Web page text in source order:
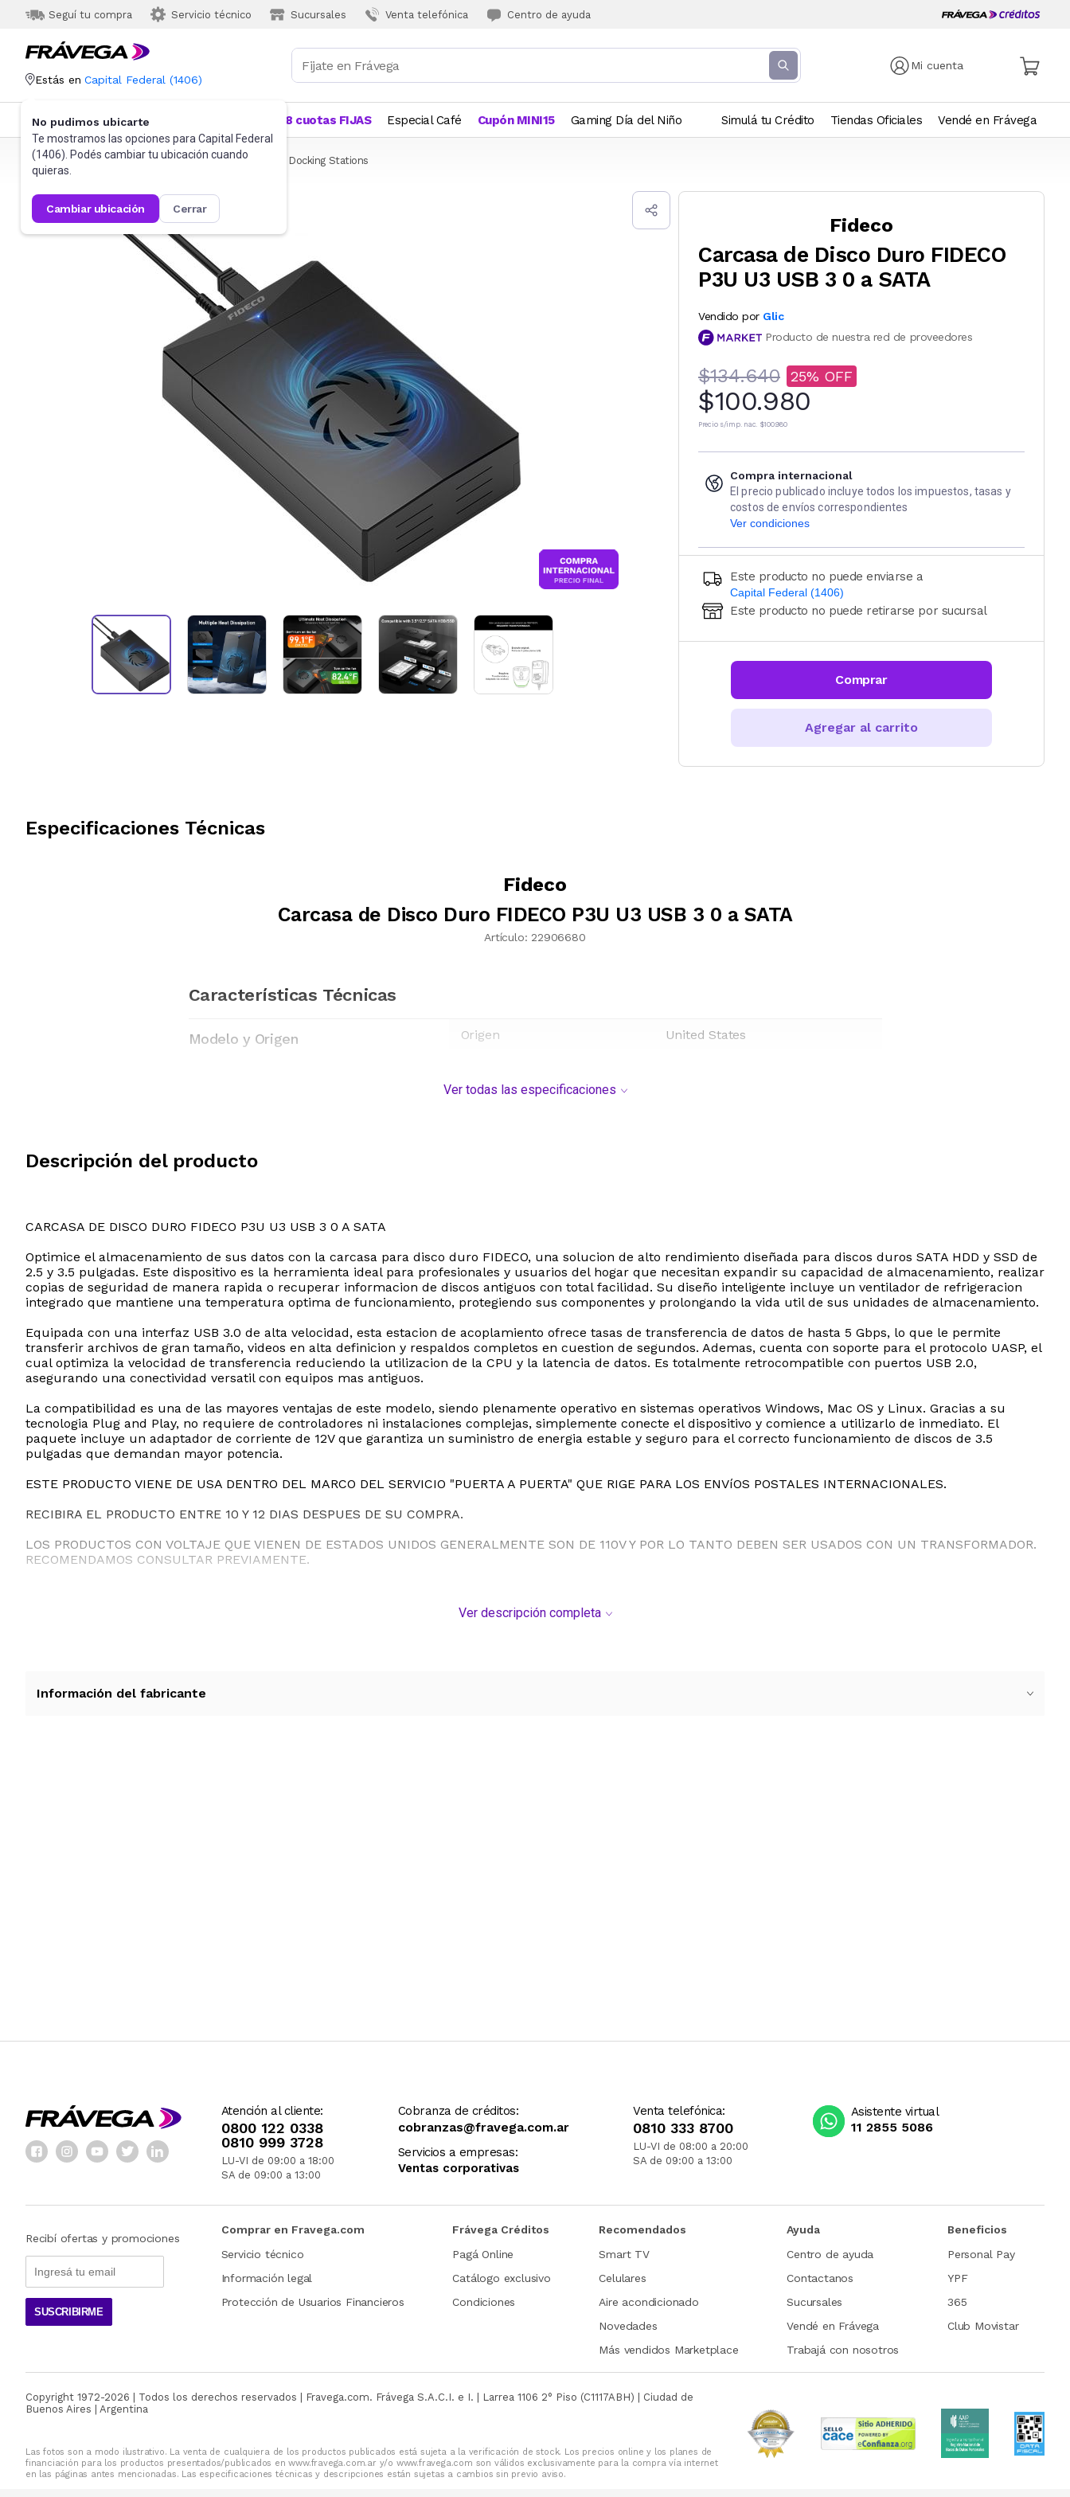
Seguí tu compra Servicio técnico Sucursales Venta telefónica Centro de ayuda
Mi cuenta
Estás en Capital Federal (1406)
No pudimos ubicarte
Te mostramos las opciones para Capital Federal
(1406). Podés cambiar tu ubicación cuando
quieras.
cambiar ubicación cerrar
Categorías Más Vendidos 18 cuotas FIJAS Especial Café Cupón MINI15 Gaming Día del Niño Simulá tu Crédito Tiendas Oficiales Vendé en Frávega
Frávega Informática Accesorios de Informática Docking Stations
Fideco
Carcasa de Disco Duro FIDECO
P3U U3 USB 3 0 a SATA
Vendido por Glic
Producto de nuestra red de proveedores
$134.640 25
$100.980
Precio s/imp. nac. $100.980
Compra internacional
El precio publicado incluye todos los impuestos, tasas y
costos de envíos correspondientes
Ver condiciones
Este producto no puede enviarse a
Capital Federal (1406)
Ingresá código postal (sólo números)
CALCULAR
Este producto no puede retirarse por sucursal
Comprar
Agregar al carrito
Especificaciones Técnicas
Fideco
Carcasa de Disco Duro FIDECO P3U U3 USB 3 0 a SATA
Artículo: 22906680
Características Técnicas
Modelo y Origen Origen United States
Ver todas las especificaciones
Descripción del producto
CARCASA DE DISCO DURO FIDECO P3U U3 USB 3 0 A SATA
Optimice el almacenamiento de sus datos con la carcasa para disco duro FIDECO, una solucion de alto rendimiento diseñada para discos duros SATA HDD y SSD de
2.5 y 3.5 pulgadas. Este dispositivo es la herramienta ideal para profesionales y usuarios del hogar que necesitan expandir su capacidad de almacenamiento, realizar
copias de seguridad de manera rapida o recuperar informacion de discos antiguos con total facilidad. Su diseño inteligente incluye un ventilador de refrigeracion
integrado que mantiene una temperatura optima de funcionamiento, protegiendo sus componentes y prolongando la vida util de sus unidades de almacenamiento.
Equipada con una interfaz USB 3.0 de alta velocidad, esta estacion de acoplamiento ofrece tasas de transferencia de datos de hasta 5 Gbps, lo que le permite
transferir archivos de gran tamaño, videos en alta definicion y respaldos completos en cuestion de segundos. Ademas, cuenta con soporte para el protocolo UASP, el
cual optimiza la velocidad de transferencia reduciendo la utilizacion de la CPU y la latencia de datos. Es totalmente retrocompatible con puertos USB 2.0,
asegurando una conectividad versatil con equipos mas antiguos.
La compatibilidad es una de las mayores ventajas de este modelo, siendo plenamente operativo en sistemas operativos Windows, Mac OS y Linux. Gracias a su
tecnologia Plug and Play, no requiere de controladores ni instalaciones complejas, simplemente conecte el dispositivo y comience a utilizarlo de inmediato. El
paquete incluye un adaptador de corriente de 12V que garantiza un suministro de energia estable y seguro para el correcto funcionamiento de discos de 3.5
pulgadas que demandan mayor potencia.
ESTE PRODUCTO VIENE DE USA DENTRO DEL MARCO DEL SERVICIO "PUERTA A PUERTA" QUE RIGE PARA LOS ENVíOS POSTALES INTERNACIONALES.
RECIBIRA EL PRODUCTO ENTRE 10 Y 12 DIAS DESPUES DE SU COMPRA.
LOS PRODUCTOS CON VOLTAJE QUE VIENEN DE ESTADOS UNIDOS GENERALMENTE SON DE 110V Y POR LO TANTO DEBEN SER USADOS CON UN TRANSFORMADOR.
RECOMENDAMOS CONSULTAR PREVIAMENTE.
Ver descripción completa
Información del fabricante
Atención al cliente:
0800 122 0338
0810 999 3728
LU-VI de 09:00 a 18:00
SA de 09:00 a 13:00
Cobranza de créditos:
cobranzas@fravega.com.ar
Servicios a empresas:
Ventas corporativas
Venta telefónica:
0810 333 8700
LU-VI de 08:00 a 20:00
SA de 09:00 a 13:00
Asistente virtual
11 2855 5086
Recibí ofertas y promociones
SUSCRIBIRME
Comprar en Fravega.com
Servicio técnico
Información legal
Protección de Usuarios Financieros
Frávega Créditos
Pagá Online
Catálogo exclusivo
Condiciones
Recomendados
Smart TV
Celulares
Aire acondicionado
Novedades
Más vendidos Marketplace
Ayuda
Centro de ayuda
Contactanos
Sucursales
Vendé en Frávega
Trabajá con nosotros
Beneficios
Personal Pay
YPF
365
Club Movistar
Copyright 1972-2026 | Todos los derechos reservados | Fravega.com. Frávega S.A.C.I. e I. | Larrea 1106 2° Piso (C1117ABH) | Ciudad de
Buenos Aires | Argentina
Las fotos son a modo ilustrativo. La venta de cualquiera de los productos publicados está sujeta a la verificación de stock. Los precios online y los planes de
financiación para los productos presentados/publicados en www.fravega.com.ar y/o www.fravega.com son válidos exclusivamente para la compra vía internet
en las páginas antes mencionadas. Las especificaciones técnicas y descripciones están sujetas a cambios sin previo aviso.